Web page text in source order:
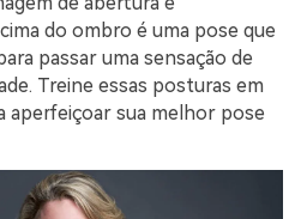
do ombro é uma pose que
passar uma sensação de
Treine essas posturas em
aperfeiçoar sua melhor pose